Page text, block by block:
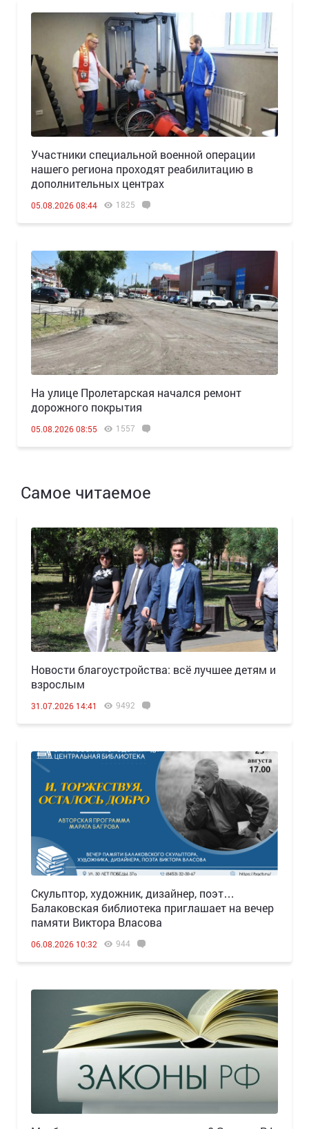
Участники специальной военной операции
нашего региона проходят реабилитацию в
дополнительных центрах
05.08.2026 08:44 1825
На улице Пролетарская начался ремонт
дорожного покрытия
05.08.2026 08:55 1557
Самое читаемое
Новости благоустройства: всё лучшее детям и
взрослым
31.07.2026 14:41 9492
Скульптор, художник, дизайнер, поэт…
Балаковская библиотека приглашает на вечер
памяти Виктора Власова
06.08.2026 10:32 944